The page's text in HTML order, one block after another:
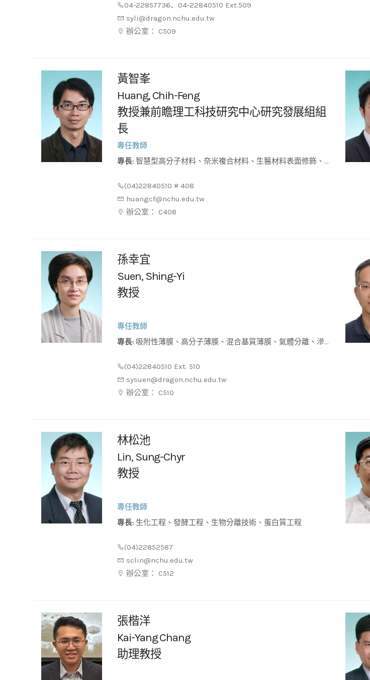
04-22857736、04-22840510 Ext.509
syli@dragon.nchu.edu.tw
辦公室： C509
黃智峯
Huang, Chih-Feng
教授兼前瞻理工科技研究中心研究發展組組
長
專任教師
專長: 智慧型高分子材料、奈米複合材料、生醫材料表面修飾、
(04)22840510 # 408
huangcf@nchu.edu.tw
辦公室： C408
孫幸宜
Suen, Shing-Yi
教授
專任教師
專長:
(04)22840510 Ext. 510
sysuen@dragon.nchu.edu.tw
辦公室： C510
林松池
Lin, Sung-Chyr
教授
專任教師
專長: 生化工程、發酵工程、生物分離技術、蛋白質工程
(04)22852587
sclin@nchu.edu.tw
辦公室： C512
張楷洋
Kai-Yang Chang
助理教授